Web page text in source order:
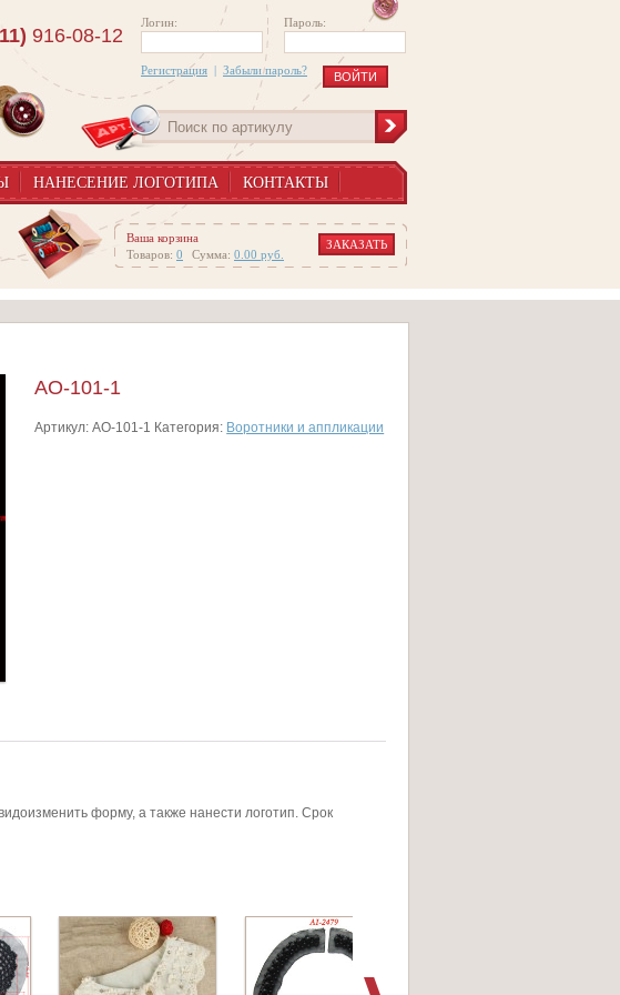
Логин: Пароль:
Регистрация | Забыли пароль?
916-08-12
НАНЕСЕНИЕ ЛОГОТИПА
КОНТАКТЫ
Ваша корзина
Товаров: 0 Сумма: 0.00 руб.
ЗАКАЗАТЬ
AO-101-1
Артикул:AO-101-1 Категория: Воротники и аппликации
форму, а также нанести логотип. Срок